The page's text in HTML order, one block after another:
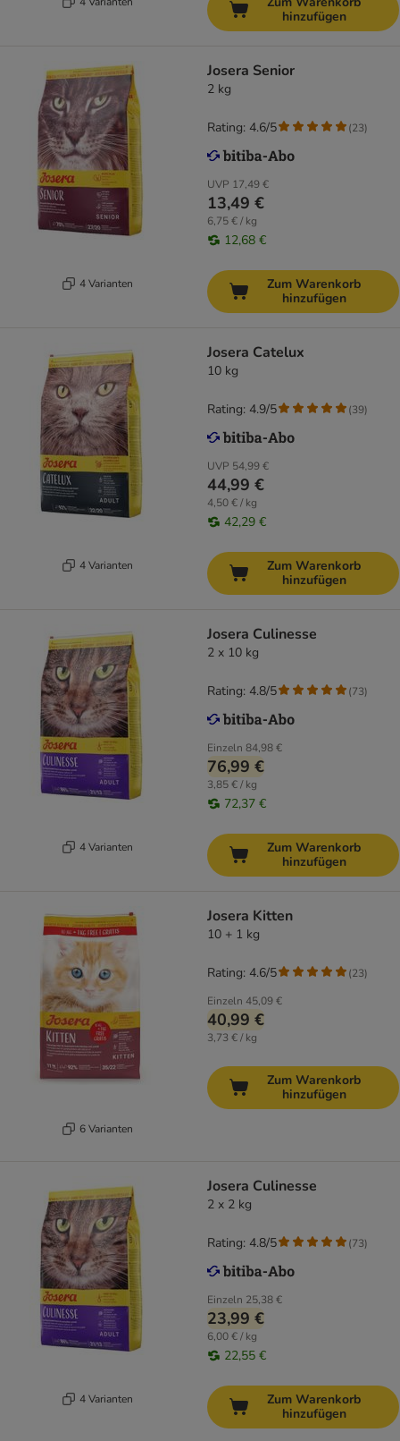
hinzufügen
4 Varianten
Josera Senior
2 kg
UVP 17,49 €
13,49 €
6,75 € / kg
12,68 €
Rating: 4.6/5 (23)
Zum Warenkorb
hinzufügen
4 Varianten
Josera Catelux
10 kg
UVP 54,99 €
44,99 €
4,50 € / kg
42,29 €
Rating: 4.9/5 (39)
Zum Warenkorb
hinzufügen
4 Varianten
Josera Culinesse
2 x 10 kg
Einzeln 84,98 €
76,99 €
3,85 € / kg
72,37 €
Rating: 4.8/5 (73)
Zum Warenkorb
hinzufügen
6 Varianten
Josera Kitten
10 + 1 kg
Einzeln 45,09 €
40,99 €
3,73 € / kg
Rating: 4.6/5 (23)
Zum Warenkorb
hinzufügen
4 Varianten
Josera Culinesse
2 x 2 kg
Einzeln 25,38 €
23,99 €
6,00 € / kg
22,55 €
Rating: 4.8/5 (73)
Zum Warenkorb
hinzufügen